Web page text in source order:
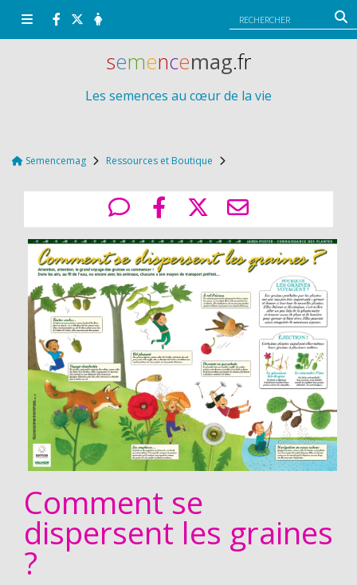
Semencemag Ressources et Boutique
Comment se
dispersent les graines
?
semencemag.fr
Les semences au cœur de la vie
Panneau de gestion des cookies